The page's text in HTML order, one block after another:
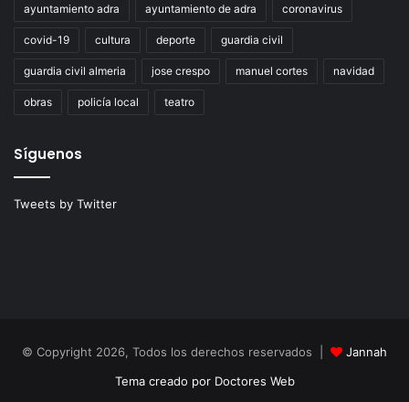
ayuntamiento adra ayuntamiento de adra coronavirus
covid-19 cultura deporte guardia civil
guardia civil almeria jose crespo manuel cortes navidad
obras policía local teatro
Síguenos
Tweets by Twitter
© Copyright 2026, Todos los derechos reservados |
Jannah
Tema creado por Doctores Web